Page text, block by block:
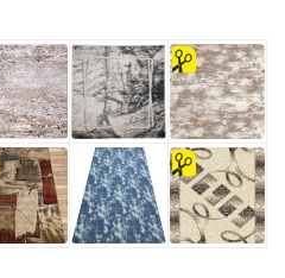
на
отрез
на
отрез